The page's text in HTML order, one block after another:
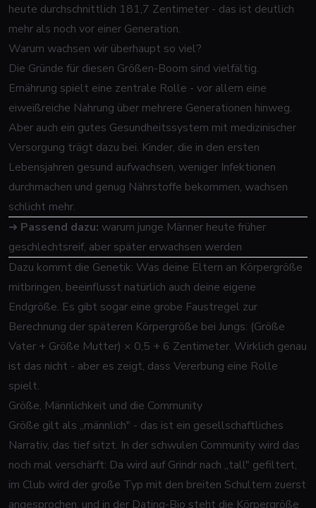
heute durchschnittlich 181,7 Zentimeter - das ist deutlich
mehr als noch vor einer Generation.
Warum wachsen wir überhaupt so viel?
Die Gründe für diesen Größen-Boom sind vielfältig.
Ernährung spielt eine zentrale Rolle - vor allem eine
eiweißreiche Nahrung über mehrere Generationen hinweg.
Aber auch ein gutes Gesundheitssystem mit medizinischer
Versorgung trägt dazu bei. Kinder, die in den ersten
Lebensjahren gesund aufwachsen, weniger Infektionen
durchmachen und genug Nährstoffe bekommen, wachsen
schlicht mehr.
➜ Passend dazu: warum junge Männer heute früher
geschlechtsreif, aber später erwachsen werden
Dazu kommt die Genetik: Was deine Eltern an Körpergröße
mitbringen, beeinflusst natürlich auch deine eigene
Endgröße. Es gibt sogar eine grobe Faustregel zur
Berechnung der späteren Körpergröße bei Jungs: (Größe
Vater + Größe Mutter) × 0,5 + 6 Zentimeter. Wirklich genau
ist das nicht - aber es zeigt, dass Vererbung eine Rolle
spielt.
Größe, Männlichkeit und die Community
Größe gilt als „männlich" - das ist ein gesellschaftliches
Narrativ, das tief sitzt. In der schwulen Community wird das
noch mal verschärft: Da wird auf Grindr nach „tall" gefiltert,
im Club wird der große Typ mit den breiten Schultern zuerst
angesprochen, und in der Dating-Bio steht die Körpergröße